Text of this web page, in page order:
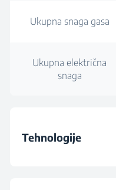
Ukupna snaga gasa
Ukupna električna
snaga
Tehnologije